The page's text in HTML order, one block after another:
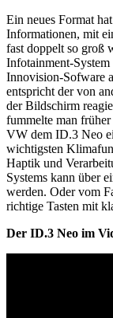
Ein neues Format
Informationen, mit
fast doppelt so groß
Infotainment-
Innovision-Sofware
entspricht der von
der Bildschirm
fummelte man früher
VW dem ID.3 Neo
wichtigsten
Haptik und
Systems kann über
werden. Oder vom
richtige Tasten mit
Der ID.3 Neo im